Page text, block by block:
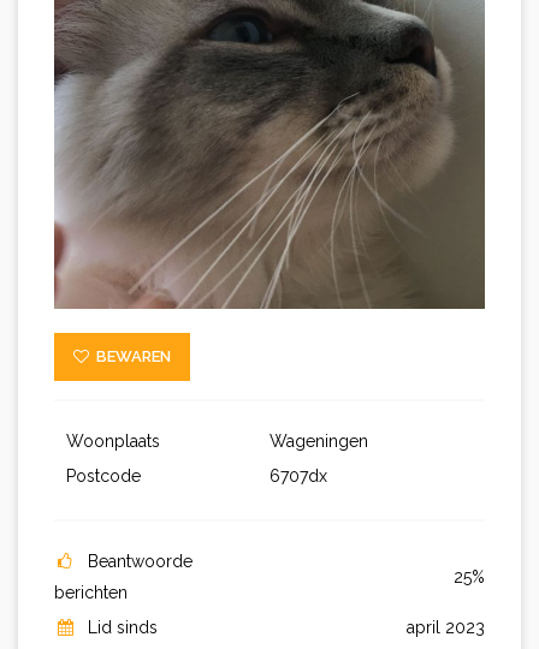
BEWAREN
Woonplaats
Wageningen
Postcode
6707dx
Beantwoorde
berichten
25%
Lid sinds
april 2023